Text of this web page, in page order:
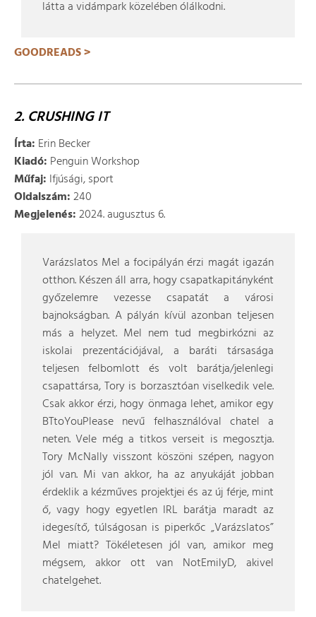
látta a vidámpark közelében ólálkodni.
GOODREADS >
2. CRUSHING IT
Írta: Erin Becker
Kiadó: Penguin Workshop
Műfaj: Ifjúsági, sport
Oldalszám:240
Megjelenés:2024. augusztus 6.
Varázslatos Mel a focipályán érzi magát igazán
otthon. Készen áll arra, hogy csapatkapitányként
győzelemre vezesse csapatát a városi
bajnokságban. A pályán kívül azonban teljesen
más a helyzet. Mel nem tud megbirkózni az
iskolai prezentációjával, a baráti társasága
teljesen felbomlott és volt barátja/jelenlegi
csapattársa, Tory is borzasztóan viselkedik vele.
Csak akkor érzi, hogy önmaga lehet, amikor egy
BTtoYouPlease nevű felhasználóval chatel a
neten. Vele még a titkos verseit is megosztja.
Tory McNally visszont köszöni szépen, nagyon
jól van. Mi van akkor, ha az anyukáját jobban
érdeklik a kézműves projektjei és az új férje, mint
ő, vagy hogy egyetlen IRL barátja maradt az
idegesítő, túlságosan is piperkőc „Varázslatos”
Mel miatt? Tökéletesen jól van, amikor meg
mégsem, akkor ott van NotEmilyD, akivel
chatelgehet.